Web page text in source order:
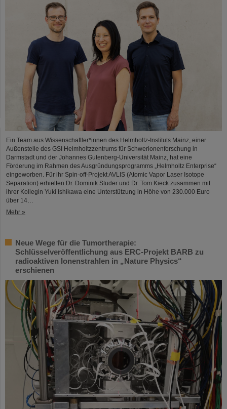
Ein Team aus Wissenschaftler*innen des Helmholtz-Instituts Mainz, einer
Außenstelle des GSI Helmholtzzentrums für Schwerionenforschung in
Darmstadt und der Johannes Gutenberg-Universität Mainz, hat eine
Förderung im Rahmen des Ausgründungsprogramms „Helmholtz Enterprise“
eingeworben. Für ihr Spin-off-Projekt AVLIS (Atomic Vapor Laser Isotope
Separation) erhielten Dr. Dominik Studer und Dr. Tom Kieck zusammen mit
ihrer Kollegin Yuki Ishikawa eine Unterstützung in Höhe von 230.000 Euro
über 14…
Mehr »
Neue Wege für die Tumortherapie:
Schlüsselveröffentlichung aus ERC-Projekt BARB zu
radioaktiven Ionenstrahlen in „Nature Physics“
erschienen